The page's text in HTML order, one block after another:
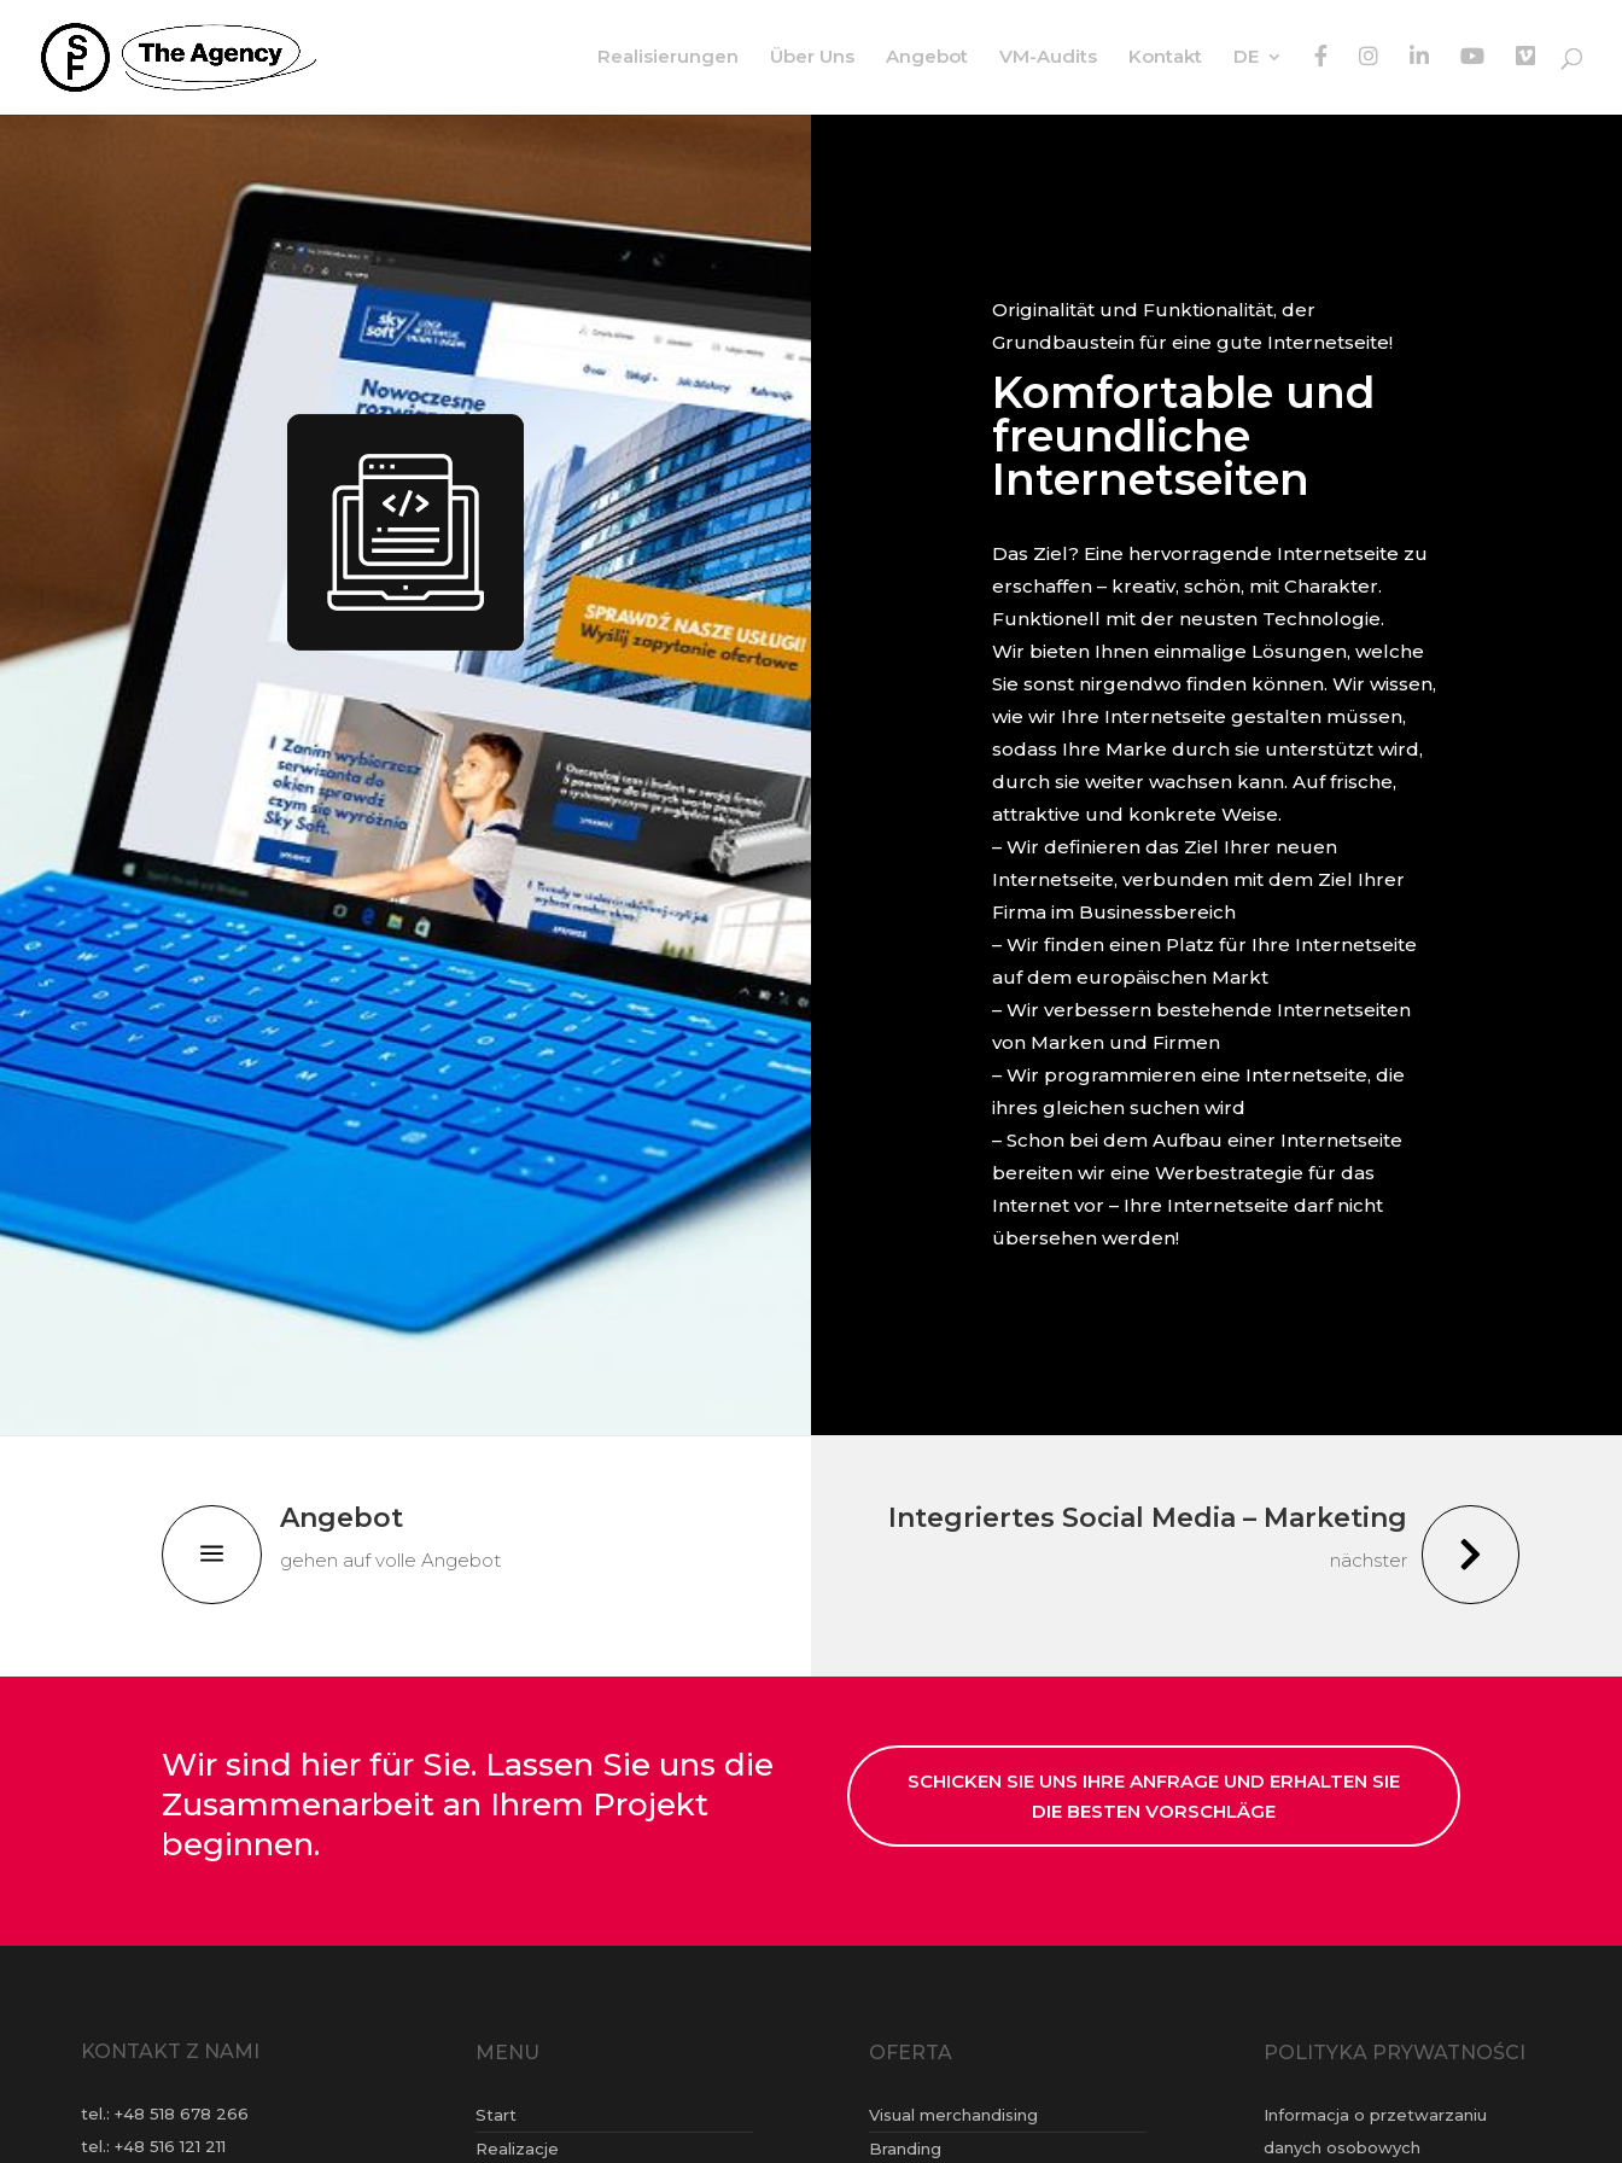
Realisierungen Über Uns Angebot VM-Audits Kontakt DE I I
N
y V
i
o
Originalität und Funktionalität, der
Grundbaustein für eine gute Internetseite!
Komfortable und
freundliche
Internetseiten
Das Ziel? Eine hervorragende Internetseite zu
erschaffen – kreativ, schön, mit Charakter.
Funktionell mit der neusten Technologie.
Wir bieten Ihnen einmalige Lösungen, welche
Sie sonst nirgendwo finden können. Wir wissen,
wie wir Ihre Internetseite gestalten müssen,
sodass Ihre Marke durch sie unterstützt wird,
durch sie weiter wachsen kann. Auf frische,
attraktive und konkrete Weise.
– Wir definieren das Ziel Ihrer neuen
Internetseite, verbunden mit dem Ziel Ihrer
Firma im Businessbereich
– Wir finden einen Platz für Ihre Internetseite
auf dem europäischen Markt
– Wir verbessern bestehende Internetseiten
von Marken und Firmen
– Wir programmieren eine Internetseite, die
ihres gleichen suchen wird
– Schon bei dem Aufbau einer Internetseite
bereiten wir eine Werbestrategie für das
Internet vor – Ihre Internetseite darf nicht
übersehen werden!
a
Angebot
gehen auf volle Angebot 
Integriertes Social Media – Marketing
nächster
Wir sind hier für Sie. Lassen Sie uns die
Zusammenarbeit an Ihrem Projekt
beginnen.
SCHICKEN SIE UNS IHRE ANFRAGE UND ERHALTEN SIE
DIE BESTEN VORSCHLÄGE
KONTAKT Z NAMI
tel.:+48 518 678 266
tel.:+48 516 121 211
MENU
Start
Realizacje
OFERTA
Visual merchandising
Branding
POLITYKA PRYWATNOŚCI
Informacja o przetwarzaniu
danych osobowych